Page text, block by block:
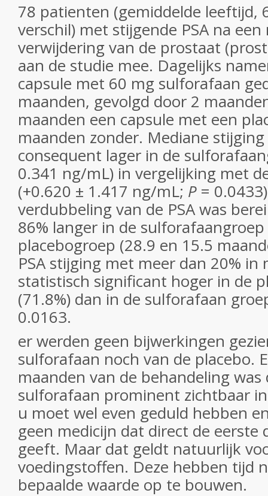
78 patienten (gemiddelde leeftijd,
verschil) met stijgende PSA na een
verwijdering van de prostaat
aan de studie mee. Dagelijks
capsule met 60 mg sulforafaan
maanden, gevolgd door 2
maanden een capsule met een
maanden zonder. Mediane stijging
consequent lager in de
0.341 ng/mL) in vergelijking met
(+0.620 ± 1.417 ng/mL; P =
verdubbeling van de PSA was
86% langer in de
placebogroep (28.9 en 15.5
PSA stijging met meer dan 20% in
statistisch significant hoger in de
(71.8%) dan in de sulforafaan
0.0163.
er werden geen bijwerkingen
sulforafaan noch van de placebo.
maanden van de behandeling
sulforafaan prominent zichtbaar
u moet wel even geduld hebben
geen medicijn dat direct de eerste
geeft. Maar dat geldt natuurlijk
voedingstoffen. Deze hebben tijd
bepaalde waarde op te bouwen.